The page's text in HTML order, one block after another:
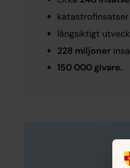
långsiktigt
228 miljoner
150 000 givare.